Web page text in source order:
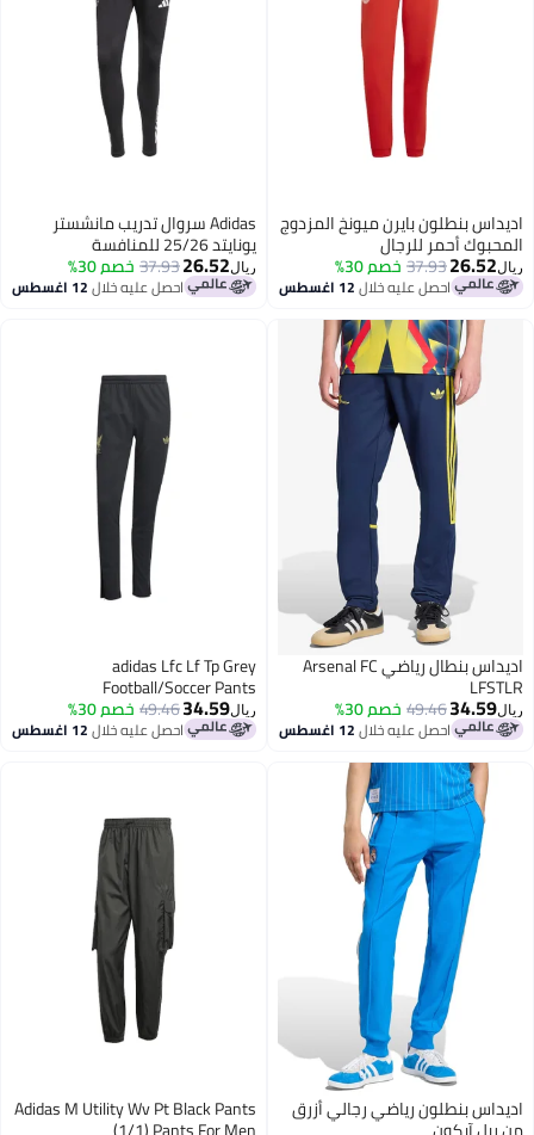
بنطلون بايرن ميونخ المزدوج
أحمر للرجال
26.52
37.93خصم 30%
احصل عليه خلال12 اغسطس
Adidas سروال تدريب مانشستر
يونايتد 25/26 للمنافسة
26.52
37.93خصم 30%
احصل عليه خلال12 اغسطس
اديداس بنطال رياضي Arsenal FC
34.59
49.46خصم 30%
احصل عليه خلال12 اغسطس
adidas Lfc Lf Tp Grey
Football/Soccer Pants
34.59
49.46خصم 30%
احصل عليه خلال12 اغسطس
بنطلون رياضي رجالي أزرق Adidas M Utility Wv Pt Black Pants